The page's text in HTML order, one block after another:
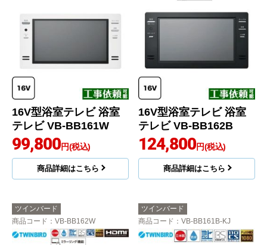
16V型浴室テレビ 浴室
テレビ VB-BB161W
99,800円(税込)
商品詳細はこちら
16V型浴室テレビ 浴室
テレビ VB-BB162B
124,800円(税込)
商品詳細はこちら
ツインバード
商品コード ：VB-BB162W
ツインバード
商品コード ：VB-BB161B-KJ